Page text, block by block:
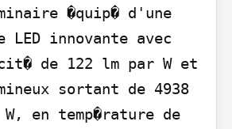
�quip� d'une
LED innovante avec
de 122 lm par W et
sortant de 4938
en temp�rature de